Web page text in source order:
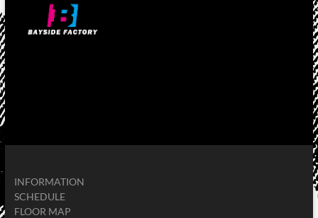
INFORMATION
SCHEDULE
FLOOR MAP